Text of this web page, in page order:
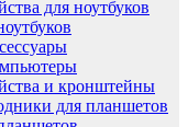
для ноутбуков
и кронштейны
для планшетов